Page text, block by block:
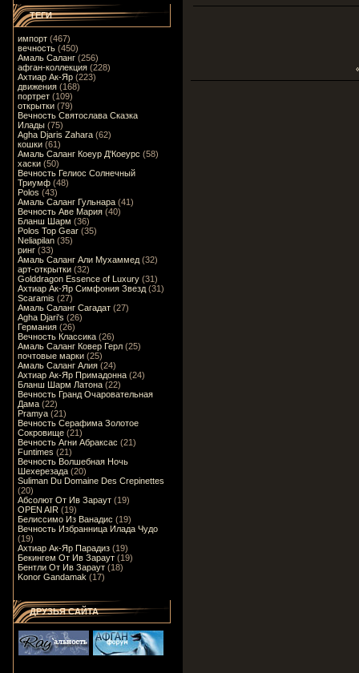
ТЕГИ
импорт (467)
вечность (450)
Амаль Саланг (256)
афган-коллекция (228)
Ахтиар Ак-Яр (223)
движения (168)
портрет (109)
открытки (79)
Вечность Святослава Сказка
Илады (75)
Agha Djaris Zahara (62)
кошки (61)
Амаль Саланг Коеур Д'Коеурс (58)
хаски (50)
Вечность Гелиос Солнечный
Триумф (48)
Polos (43)
Амаль Саланг Гульнара (41)
Вечность Аве Мария (40)
Бланш Шарм (36)
Polos Top Gear (35)
Neliapilan (35)
ринг (33)
Амаль Саланг Али Мухаммед (32)
арт-открытки (32)
Golddragon Essence of Luxury (31)
Ахтиар Ак-Яр Симфония Звезд (31)
Scaramis (27)
Амаль Саланг Сагадат (27)
Agha Djari's (26)
Германия (26)
Вечность Классика (26)
Амаль Саланг Ковер Герл (25)
почтовые марки (25)
Амаль Саланг Алия (24)
Ахтиар Ак-Яр Примадонна (24)
Бланш Шарм Латона (22)
Вечность Гранд Очаровательная
Дама (22)
Pramya (21)
Вечность Серафима Золотое
Сокровище (21)
Вечность Агни Абраксас (21)
Funtimes (21)
Вечность Волшебная Ночь
Шехерезада (20)
Suliman Du Domaine Des Crepinettes
(20)
Абсолют От Ив Зараут (19)
OPEN AIR (19)
Белиссимо Из Ванадис (19)
Вечность Избранница Илада Чудо
(19)
Ахтиар Ак-Яр Парадиз (19)
Бекингем От Ив Зараут (19)
Бентли От Ив Зараут (18)
Konor Gandamak (17)
ДРУЗЬЯ САЙТА